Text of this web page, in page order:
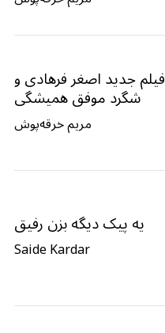
فیلم جدید اصغر فرهادی و
شگرد موفق همیشگی
مریم خرقه‌پوش
یه پیک دیگه بزن رفیق
Saide Kardar